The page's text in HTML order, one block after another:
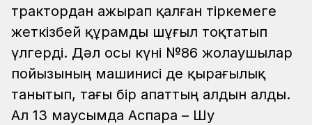
трактордан ажырап қалған тіркемеге
жеткізбей құрамды шұғыл тоқтатып
үлгерді. Дәл осы күні №86 жолаушылар
пойызының машинисі де қырағылық
танытып, тағы бір апаттың алдын алды.
Ал 13 маусымда Аспара – Шу